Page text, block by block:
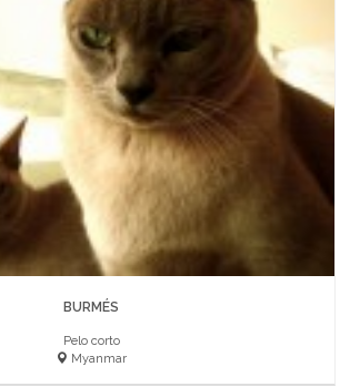
BURMÉS
Pelo corto
Myanmar